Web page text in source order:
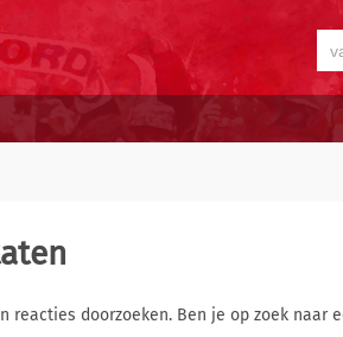
reacties doorzoeken. Ben je op zoek naar